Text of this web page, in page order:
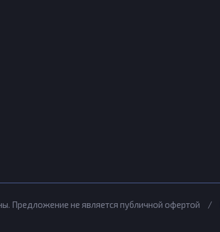
Предложение не является публичной офертой /